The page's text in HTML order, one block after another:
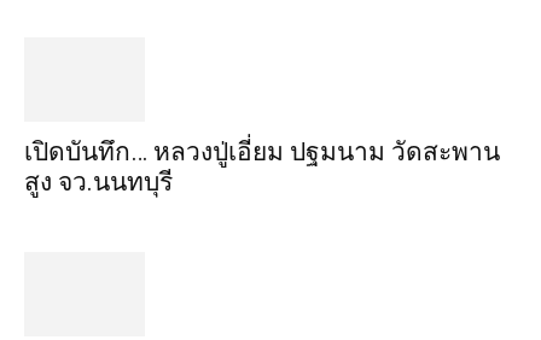
เปิดบันทึก… หลวงปู่เอี่ยม ​ปฐม​นาม​ วัดสะพาน
สูง​ จว.นนทบุรี